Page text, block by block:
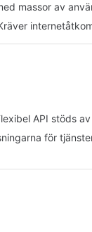
massor av
API stöds
för